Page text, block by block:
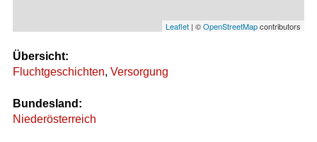
Leaflet | ©OpenStreetMapcontributors
Übersicht:
Fluchtgeschichten, Versorgung
Bundesland:
Niederösterreich